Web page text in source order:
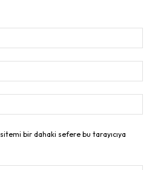
bir dahaki sefere bu tarayıcıya